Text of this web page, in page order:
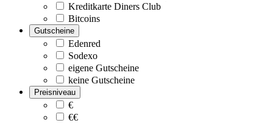
Kreditkarte Diners Club
Bitcoins
Gutscheine
Edenred
Sodexo
eigene Gutscheine
keine Gutscheine
Preisniveau
€
€€